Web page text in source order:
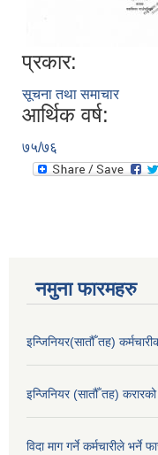
प्रकार:
सूचना तथा समाचार
आर्थिक वर्ष:
७५/७६
नमुना फारमहरु
इन्जिनियर(सातौँ तह)
इन्जिनियर (सातौँ तह)
विदा माग गर्ने कर्मचारीले भर्ने